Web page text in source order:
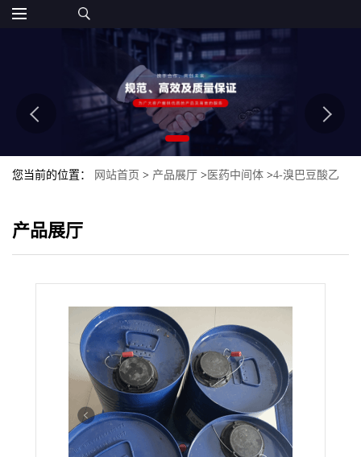
您当前的位置： 网站首页 > 产品展厅 >医药中间体 >4-溴巴豆酸乙
产品展厅